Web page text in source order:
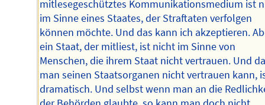
mitlesegeschütztes Kommunikationsmedium ist
im Sinne eines Staates, der Straftaten verfolgen
können möchte. Und das kann ich akzeptieren.
ein Staat, der mitliest, ist nicht im Sinne von
Menschen, die ihrem Staat nicht vertrauen. Und
man seinen Staatsorganen nicht vertrauen kann,
dramatisch. Und selbst wenn man an die